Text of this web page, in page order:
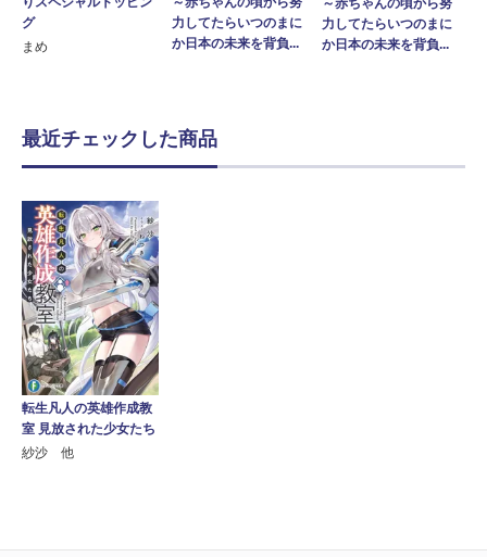
グ
まめ
力してたらいつのまに
か日本の未来を背負...
～赤ちゃんの頃から努
力してたらいつのまに
か日本の未来を背負...
最近チェックした商品
転生凡人の英雄作成教
室 見放された少女たち
紗沙 他